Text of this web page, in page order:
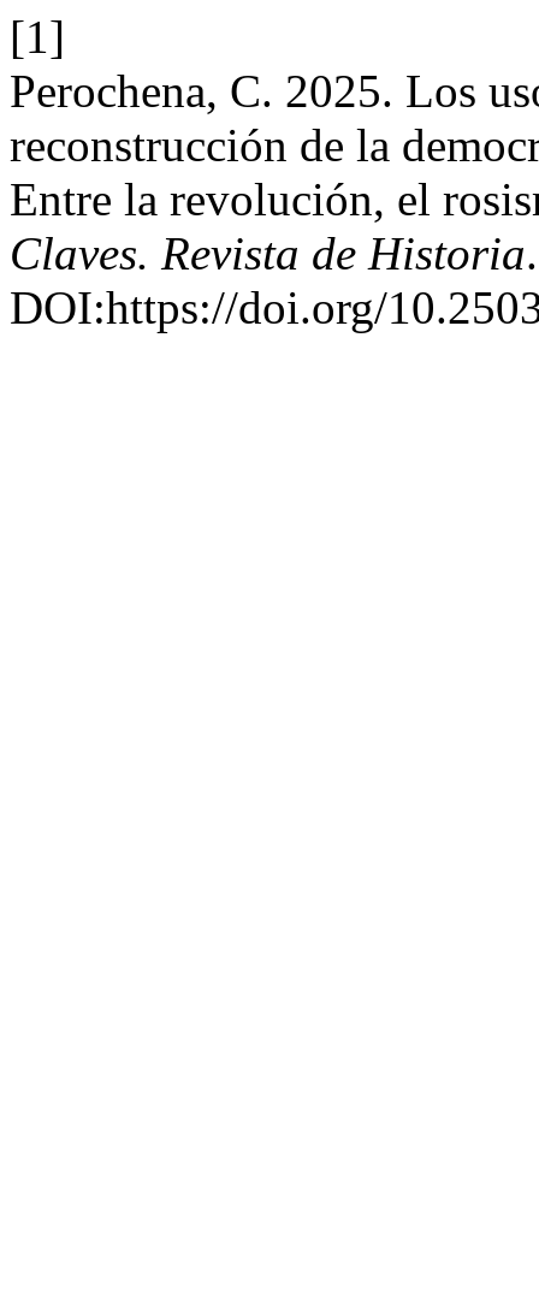
[1]
Perochena, C. 2025. Los
reconstrucción de la
Entre la revolución, el
Claves. Revista de Historia
DOI:https://doi.org/